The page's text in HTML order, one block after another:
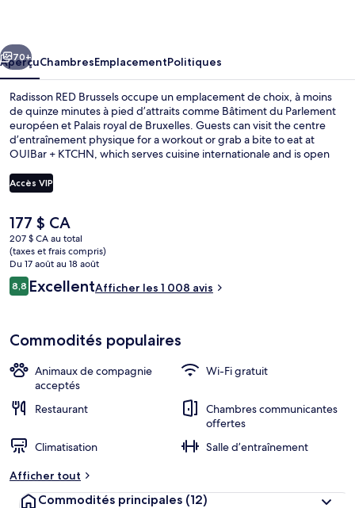
Suivant
70+
AperçuChambresEmplacementPolitiques
Radisson RED Brussels occupe un emplacement de choix, à moins
de quinze minutes à pied d’attraits comme Bâtiment du Parlement
européen et Palais royal de Bruxelles. Guests can visit the centre
d’entraînement physique for a workout or grab a bite to eat at
OUIBar + KTCHN, which serves cuisine internationale and is open
caractéristiques figurent un bar-salon, un sauna et casse-
croûte/charcuterie. Les autres voyageurs apprécient vraiment le
marche du transport en commun : Station Trône-Troon se trouve
à 8 minutes et Station Maalbeek-Maelbeek est à 10 minutes.
Accès VIP
Le
prix
actuel
est
de 177 $ CA
177 $ CA
207 $ CA au total
(taxes et frais compris)
Du 17 août au 18 août
Avis
8,88,8 sur 10 –
ExcellentAfficher les 1 008 avis
Commodités populaires
Animaux de compagnie
acceptés
Wi-Fi gratuit
Restaurant
Chambres communicantes
offertes
Climatisation
Salle d’entraînement
Afficher tout
Commodités principales (12)